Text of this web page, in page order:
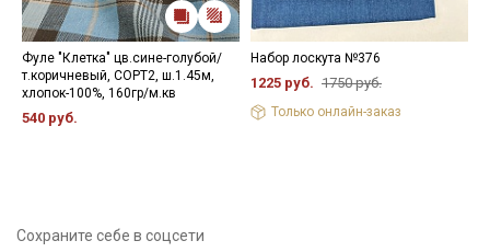
Фуле "Клетка" цв.сине-голубой/
т.коричневый, СОРТ2, ш.1.45м,
хлопок-100%, 160гр/м.кв
540 руб.
Набор лоскута №376
1225 руб. 1750 руб.
Только онлайн-заказ
Сохраните себе в соцсети